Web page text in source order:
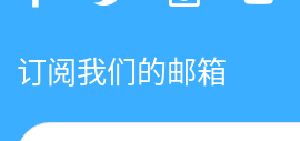
订阅我们的邮箱